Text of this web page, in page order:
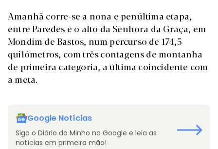
Amanhã corre-se a nona e penúltima etapa,
entre Paredes e o alto da Senhora da Graça, em
Mondim de Bastos, num percurso de 174,5
quilómetros, com três contagens de montanha
de primeira categoria, a última coincidente com
a meta.
Google Notícias
Siga o Diário do Minho na Google e leia as
notícias em primeira mão!